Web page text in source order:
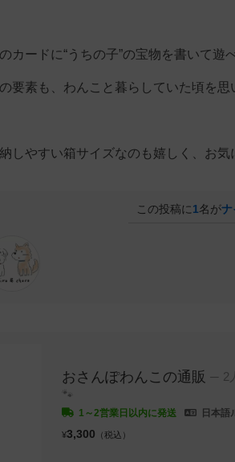
カードに“うちの子”の宝物を書いて遊
要素も、わんこと暮らしていた頃を
しやすい箱サイズなのも嬉しく、お気
この投稿に1名がナ
おさんぽわんこの通販
2
🐾
1～2営業日以内に発送 日本語
¥3,300 （税込）